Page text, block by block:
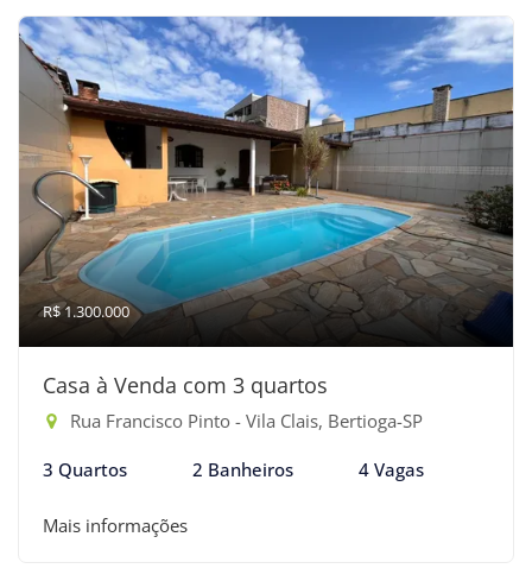
R$ 1.300.000
Casa à Venda com 3 quartos
Rua Francisco Pinto - Vila Clais, Bertioga-SP
3 Quartos 2 Banheiros 4 Vagas
Mais informações